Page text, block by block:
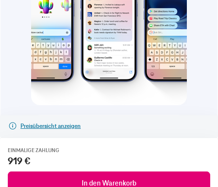
Preisübersicht anzeigen
EINMALIGE ZAHLUNG
919 €
In den Warenkorb